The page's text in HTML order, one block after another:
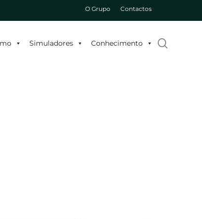
O Grupo Contactos
Simuladores Conhecimento